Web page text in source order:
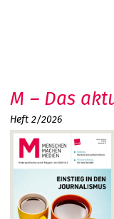
M – Das
Heft 2/2026